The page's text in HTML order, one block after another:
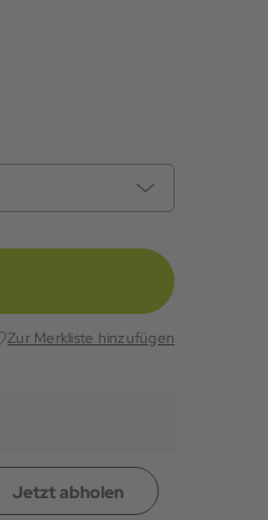
Zur Merkliste hinzufügen
Jetzt abholen